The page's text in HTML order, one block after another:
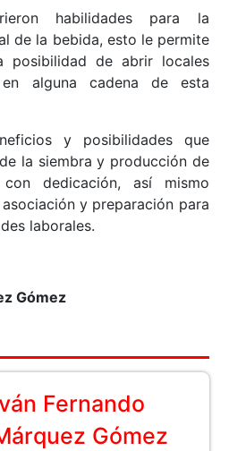
habilidades para la
de la bebida, esto le permite
posibilidad de abrir locales
alguna cadena de esta
y posibilidades que
la siembra y producción de
dedicación, así mismo
y preparación para
laborales.
Gómez
Fernando
Gómez